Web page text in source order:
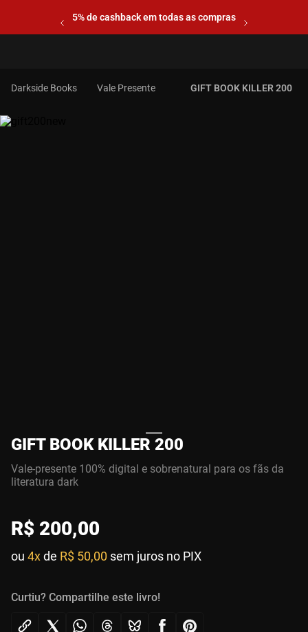
5% de cashback em todas as compras
Vale Presente GIFT BOOK KILLER 200
GIFT BOOK KILLER 200
Vale-presente 100% digital e sobrenatural para os fãs da
literatura dark
R$ 200,00
ou 4xde R$ 50,00 sem juros no PIX
Curtiu? Compartilhe este livro!